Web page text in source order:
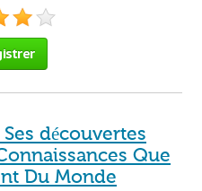
découvertes
Que
Du Monde